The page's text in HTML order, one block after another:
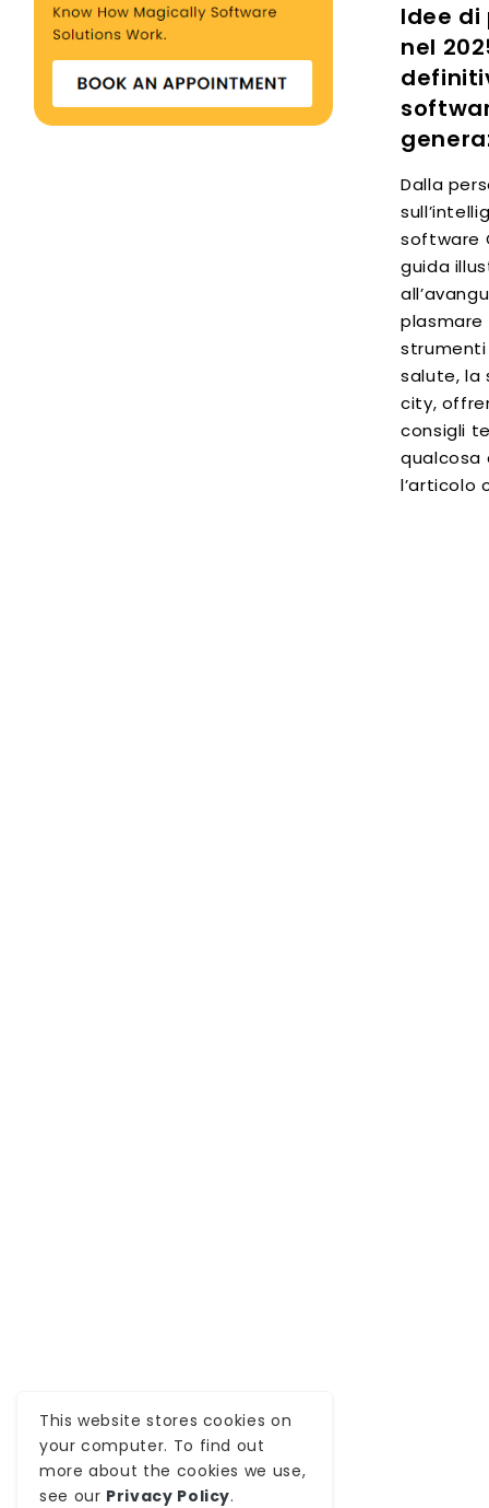
Idee
nel
Dalla
software
guida
plasmare
strumenti
salute, la
city,
consigli
qualcosa
l’articolo
This website stores cookies on
your computer. To find out
more about the cookies we use,
see our Privacy Policy.